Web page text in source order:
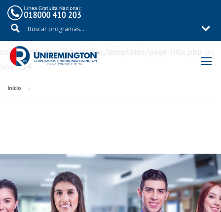
Warning
: Trying to access array offset on value of type
content/themes/eduma/inc/templates/page-title.php
line114
Inicio